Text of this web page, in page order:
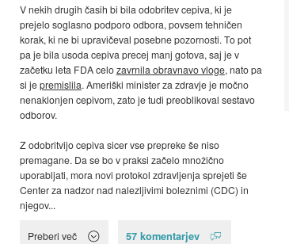
V nekih drugih časih bi bila odobritev cepiva, ki je
prejelo soglasno podporo odbora, povsem tehničen
korak, ki ne bi upravičeval posebne pozornosti. To pot
pa je bila usoda cepiva precej manj gotova, saj je v
začetku leta FDA celozavrnila obravnavo vloge, nato pa
si jepremislila. Ameriški minister za zdravje je močno
nenaklonjen cepivom, zato je tudi preoblikoval sestavo
odborov.
Z odobritvijo cepiva sicer vse prepreke še niso
premagane. Da se bo v praksi začelo množično
uporabljati, mora novi protokol zdravljenja sprejeti še
Center za nadzor nad nalezljivimi boleznimi (CDC) in
njegov...
Preberi več 57 komentarjev